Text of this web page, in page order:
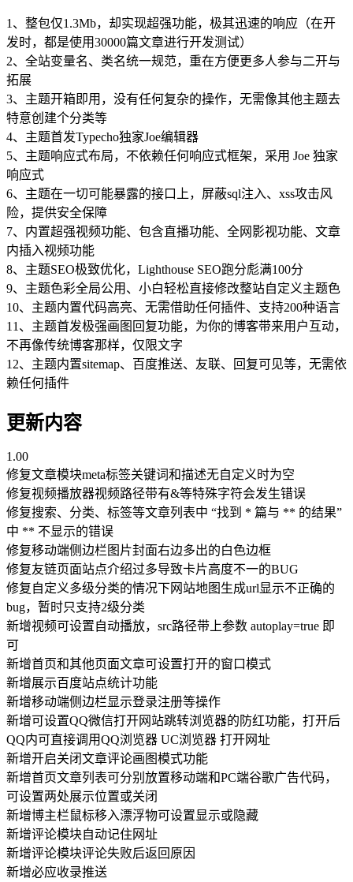
1、整包仅1.3Mb，却实现超强功能，极其迅速的响应（在开
发时，都是使用30000篇文章进行开发测试）
2、全站变量名、类名统一规范，重在方便更多人参与二开与
拓展
3、主题开箱即用，没有任何复杂的操作，无需像其他主题去
特意创建个分类等
4、主题首发Typecho独家Joe编辑器
5、主题响应式布局，不依赖任何响应式框架，采用 Joe 独家
响应式
6、主题在一切可能暴露的接口上，屏蔽sql注入、xss攻击风
险，提供安全保障
7、内置超强视频功能、包含直播功能、全网影视功能、文章
内插入视频功能
8、主题SEO极致优化，Lighthouse SEO跑分彪满100分
9、主题色彩全局公用、小白轻松直接修改整站自定义主题色
10、主题内置代码高亮、无需借助任何插件、支持200种语言
11、主题首发极强画图回复功能，为你的博客带来用户互动，
不再像传统博客那样，仅限文字
12、主题内置sitemap、百度推送、友联、回复可见等，无需依
赖任何插件
更新内容
1.00
修复文章模块meta标签关键词和描述无自定义时为空
修复视频播放器视频路径带有&等特殊字符会发生错误
修复搜索、分类、标签等文章列表中 “找到 * 篇与 ** 的结果”
中 ** 不显示的错误
修复移动端侧边栏图片封面右边多出的白色边框
修复友链页面站点介绍过多导致卡片高度不一的BUG
修复自定义多级分类的情况下网站地图生成url显示不正确的
bug，暂时只支持2级分类
新增视频可设置自动播放，src路径带上参数 autoplay=true 即
可
新增首页和其他页面文章可设置打开的窗口模式
新增展示百度站点统计功能
新增移动端侧边栏显示登录注册等操作
新增可设置QQ微信打开网站跳转浏览器的防红功能，打开后
QQ内可直接调用QQ浏览器 UC浏览器 打开网址
新增开启关闭文章评论画图模式功能
新增首页文章列表可分别放置移动端和PC端谷歌广告代码，
可设置两处展示位置或关闭
新增博主栏鼠标移入漂浮物可设置显示或隐藏
新增评论模块自动记住网址
新增评论模块评论失败后返回原因
新增必应收录推送